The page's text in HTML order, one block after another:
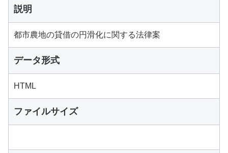
説明
都市農地の貸借の円滑化に関する法律案
データ形式
HTML
ファイルサイズ